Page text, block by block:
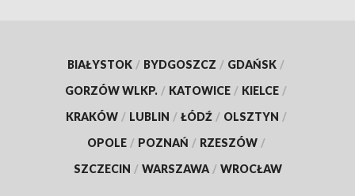
BIAŁYSTOK / BYDGOSZCZ / GDAŃSK /
GORZÓW WLKP. / KATOWICE / KIELCE /
KRAKÓW / LUBLIN / ŁÓDŹ / OLSZTYN /
OPOLE / POZNAŃ / RZESZÓW /
SZCZECIN / WARSZAWA / WROCŁAW